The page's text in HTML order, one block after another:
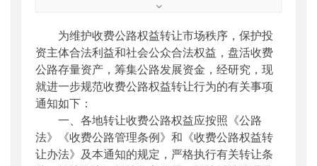
交财审发〔2017〕80号
公开日期：2019年06月20日
主题词：
收费公路;权益转让
机构分类：财务审计司
主题分类
公文类型：部文件
为维护收费公路权益转让市场秩序，保护投
资主体合法利益和社会公众合法权益，盘活收费
公路存量资产，筹集公路发展资金，经研究，现
就进一步规范收费公路权益转让行为的有关事项
通知如下：
一、各地转让收费公路权益应按照《公路
法》《收费公路管理条例》和《收费公路权益转
让办法》及本通知的规定，严格执行有关转让条